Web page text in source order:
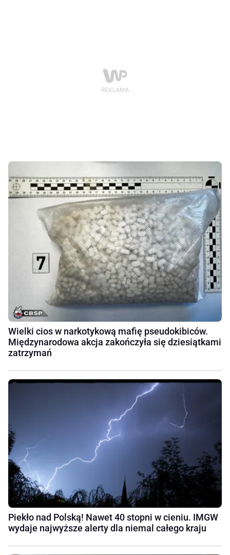
Wielki cios w narkotykową mafię pseudokibiców.
Międzynarodowa akcja zakończyła się dziesiątkami
zatrzymań
Piekło nad Polską! Nawet 40 stopni w cieniu. IMGW
wydaje najwyższe alerty dla niemal całego kraju